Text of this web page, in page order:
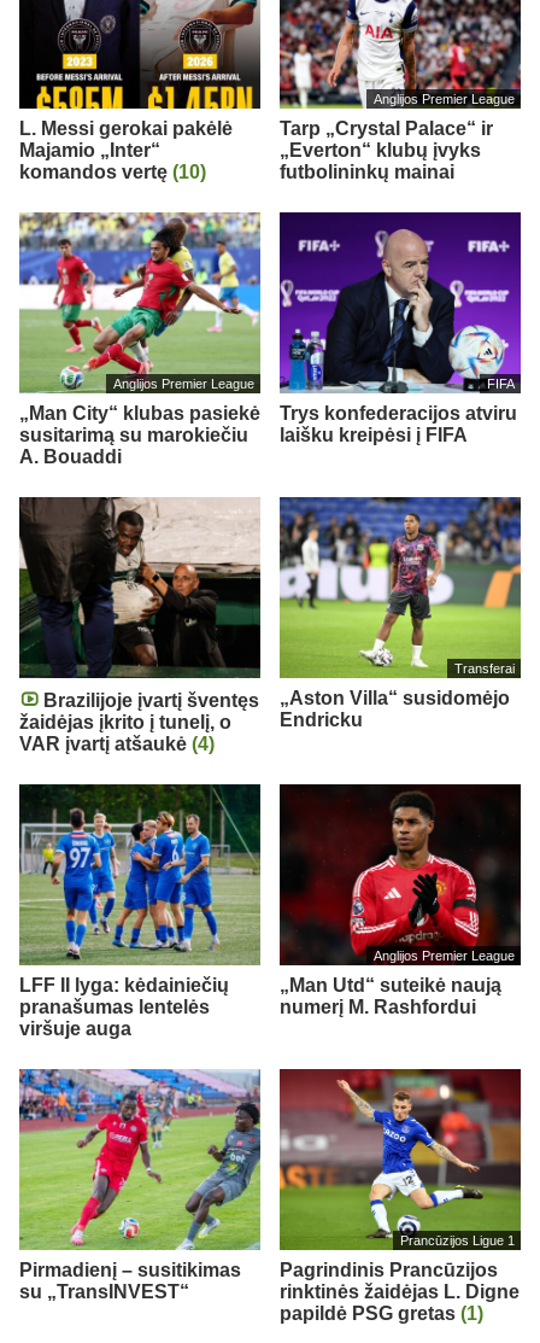
L. Messi gerokai pakėlė
Majamio „Inter“
komandos vertę (10)
Anglijos Premier League
Tarp „Crystal Palace“ ir
„Everton“ klubų įvyks
futbolininkų mainai
Anglijos Premier League
„Man City“ klubas pasiekė
susitarimą su marokiečiu
A. Bouaddi
FIFA
Trys konfederacijos atviru
laišku kreipėsi į FIFA
Brazilijoje įvartį šventęs
žaidėjas įkrito į tunelį, o
VAR įvartį atšaukė (4)
Transferai
„Aston Villa“ susidomėjo
Endricku
LFF II lyga: kėdainiečių
pranašumas lentelės
viršuje auga
Anglijos Premier League
„Man Utd“ suteikė naują
numerį M. Rashfordui
Pirmadienį – susitikimas
su „TransINVEST“
Prancūzijos Ligue 1
Pagrindinis Prancūzijos
rinktinės žaidėjas L. Digne
papildė PSG gretas (1)